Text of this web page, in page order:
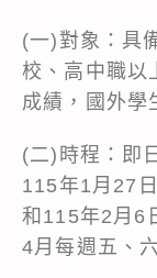
(一)對象：具
校、高中職以
成績，國外學
(二)時程：即
115年1月27
和115年2月6
4月每週五、